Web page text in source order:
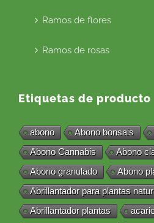
Ramos de flores
Ramos de rosas
Etiquetas de producto
abono Abono bonsais
Abono Cannabis
Abono
Abono granulado
Abono
Abrillantador para plantas
Abrillantador plantas